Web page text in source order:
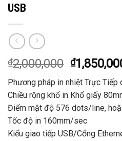
USB
₫2,000,000 ₫
Phương pháp in nhiệt Trực Tiếp
Chiều rộng khổ in Khổ giấy
Điểm mật độ 576 dots/line,
Tốc độ in 160mm/sec
Kiểu giao tiếp USB/Cổng